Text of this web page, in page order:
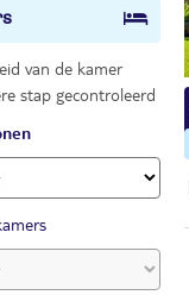
van de kamer
stap gecontroleerd